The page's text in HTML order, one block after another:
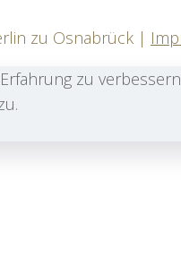
zu Osnabrück |
zu